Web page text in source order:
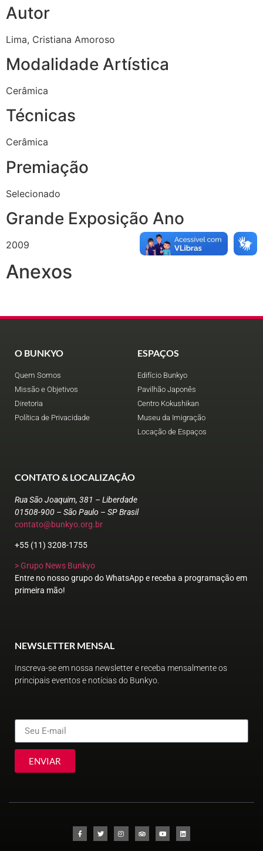
Autor
Lima, Cristiana Amoroso
Modalidade Artística
Cerâmica
Técnicas
Cerâmica
Premiação
Selecionado
Grande Exposição Ano
2009
Anexos
O BUNKYO
Quem Somos
Missão e Objetivos
Diretoria
Política de Privacidade
ESPAÇOS
Edifício Bunkyo
Pavilhão Japonês
Centro Kokushikan
Museu da Imigração
Locação de Espaços
CONTATO & LOCALIZAÇÃO
Rua São Joaquim, 381 – Liberdade
01508-900 – São Paulo – SP Brasil
contato@bunkyo.org.br
+55 (11) 3208-1755
> Grupo News Bunkyo
Entre no nosso grupo do WhatsApp e receba a programação em
primeira mão!
NEWSLETTER MENSAL
Inscreva-se em nossa newsletter e receba mensalmente os
principais eventos e notícias do Bunkyo.
ENVIAR